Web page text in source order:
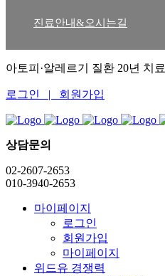
진료안내&오시는길
아토피·알레르기 질환 20년 치료
로그인 | 회원가입
상담문의
02-2607-2653
010-3940-2653
마이페이지
로그인
회원가입
마이페이지
위드유 경쟁력